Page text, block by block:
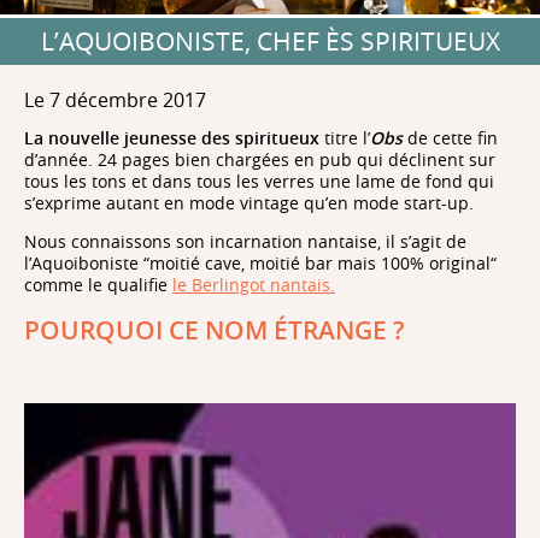
L’AQUOIBONISTE, CHEF ÈS SPIRITUEUX
Le 7 décembre 2017
La nouvelle jeunesse des spiritueux titre l’Obsde cette fin
d’année. 24 pages bien chargées en pub qui déclinent sur
tous les tons et dans tous les verres une lame de fond qui
s’exprime autant en mode vintage qu’en mode start-up.
Nous connaissons son incarnation nantaise, il s’agit de
l’Aquoiboniste “moitié cave, moitié bar mais 100% original“
comme le qualifie le Berlingot nantais.
POURQUOI CE NOM ÉTRANGE ?